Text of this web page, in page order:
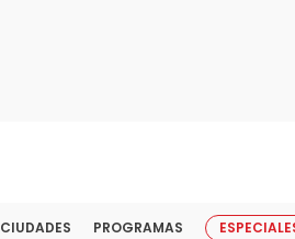
CIUDADES PROGRAMAS